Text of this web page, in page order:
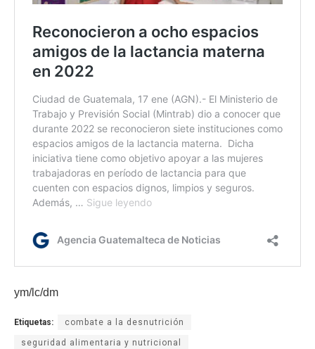
ym/lc/dm
Etiquetas: combate a la desnutrición
seguridad alimentaria y nutricional